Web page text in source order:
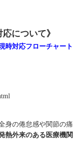
について》
時対応フローチャート
身の倦怠感や関節の痛
熱外来のある医療機関